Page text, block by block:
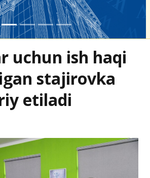
uchun ish haqi
stajirovka
etiladi